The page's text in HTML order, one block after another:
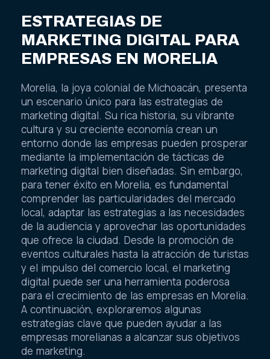
ESTRATEGIAS DE
MARKETING DIGITAL PARA
EMPRESAS EN MORELIA
Morelia, la joya colonial de Michoacán, presenta
un escenario único para las estrategias de
marketing digital. Su rica historia, su vibrante
cultura y su creciente economía crean un
entorno donde las empresas pueden prosperar
mediante la implementación de tácticas de
marketing digital bien diseñadas. Sin embargo,
para tener éxito en Morelia, es fundamental
comprender las particularidades del mercado
local, adaptar las estrategias a las necesidades
de la audiencia y aprovechar las oportunidades
que ofrece la ciudad. Desde la promoción de
eventos culturales hasta la atracción de turistas
y el impulso del comercio local, el marketing
digital puede ser una herramienta poderosa
para el crecimiento de las empresas en Morelia.
A continuación, exploraremos algunas
estrategias clave que pueden ayudar a las
empresas morelianas a alcanzar sus objetivos
de marketing.